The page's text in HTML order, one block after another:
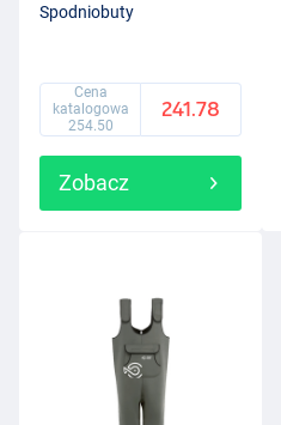
Spodniobuty
Cena
katalogowa
254.50
241.78
Zobacz